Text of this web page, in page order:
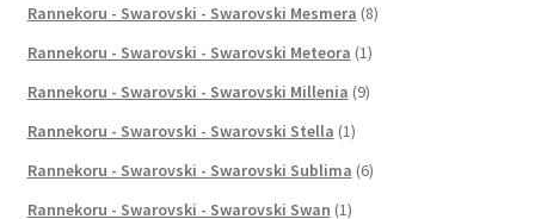
Rannekoru - Swarovski - Swarovski Mesmera (8)
Rannekoru - Swarovski - Swarovski Meteora (1)
Rannekoru - Swarovski - Swarovski Millenia (9)
Rannekoru - Swarovski - Swarovski Stella (1)
Rannekoru - Swarovski - Swarovski Sublima (6)
Rannekoru - Swarovski - Swarovski Swan (1)